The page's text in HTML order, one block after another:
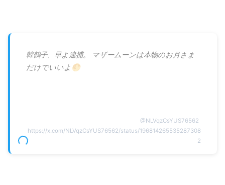
韓鶴子、早よ逮捕。 マザームーンは本物のお月さま
だけでいいよ🌕
@NLVqzCsYUS76562
https://x.com/NLVqzCsYUS76562/status/196814265535287308
2